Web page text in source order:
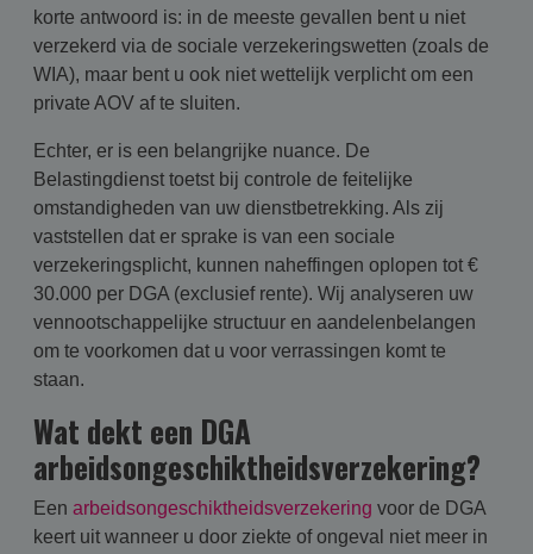
korte antwoord is: in de meeste gevallen bent u niet
verzekerd via de sociale verzekeringswetten (zoals de
WIA), maar bent u ook niet wettelijk verplicht om een
private AOV af te sluiten.
Echter, er is een belangrijke nuance. De
Belastingdienst toetst bij controle de feitelijke
omstandigheden van uw dienstbetrekking. Als zij
vaststellen dat er sprake is van een sociale
verzekeringsplicht, kunnen naheffingen oplopen tot €
30.000 per DGA (exclusief rente). Wij analyseren uw
vennootschappelijke structuur en aandelenbelangen
om te voorkomen dat u voor verrassingen komt te
staan.
Wat dekt een DGA
arbeidsongeschiktheidsverzekering?
Een arbeidsongeschiktheidsverzekering voor de DGA
keert uit wanneer u door ziekte of ongeval niet meer in